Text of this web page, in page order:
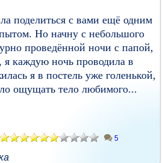
поделиться с вами ещё одним
Но начну с небольшого
проведённой ночи с папой,
каждую ночь проводила в
я в постель уже голенькой,
ощущать тело любимого...
5